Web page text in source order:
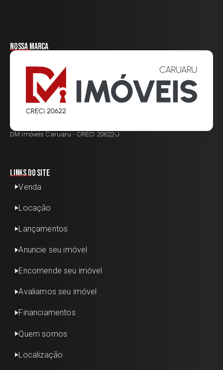
Nossa marca
DM Imóveis Caruaru - CRECI 20622-J
Links do site
Venda
Locação
Lançamentos
Anuncie seu imóvel
Encomende seu imóvel
Avaliamos seu imóvel
Financiamentos
Quem somos
Localização